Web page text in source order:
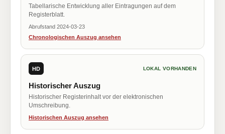
Tabellarische Entwicklung aller Eintragungen auf dem
Registerblatt.
Abrufstand 2024-03-23
Chronologischen Auszug ansehen
HD LOKAL VORHANDEN
Historischer Auszug
Historischer Registerinhalt vor der elektronischen
Umschreibung.
Historischen Auszug ansehen